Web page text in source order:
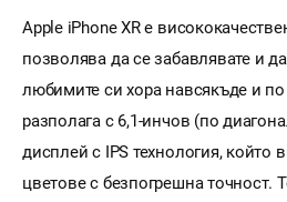
Apple iPhone XR е
позволява да се забавлявате и
любимите си хора навсякъде и
разполага с 6,1-инчов (по
дисплей с IPS технология, който
цветове с безпогрешна точност.